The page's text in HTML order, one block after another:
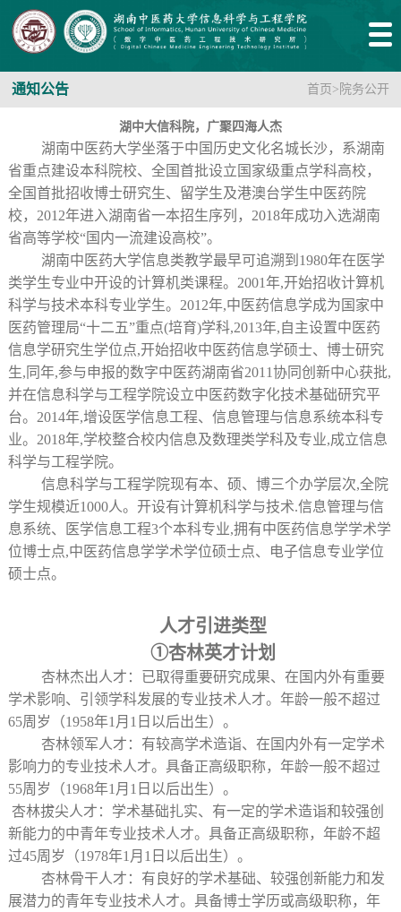
通知公告 首页 > 院务公开
湖中大信科院，广聚四海人杰
湖南中医药大学坐落于中国历史文化名城长沙，系湖南
省重点建设本科院校、全国首批设立国家级重点学科高校，
全国首批招收博士研究生、留学生及港澳台学生中医药院
校，2012年进入湖南省一本招生序列，2018年成功入选湖南
省高等学校“国内一流建设高校”。
湖南中医药大学信息类教学最早可追溯到1980年在医学
类学生专业中开设的计算机类课程。2001年,开始招收计算机
科学与技术本科专业学生。2012年,中医药信息学成为国家中
医药管理局“十二五”重点(培育)学科,2013年,自主设置中医药
信息学研究生学位点,开始招收中医药信息学硕士、博士研究
生,同年,参与申报的数字中医药湖南省2011协同创新中心获批,
并在信息科学与工程学院设立中医药数字化技术基础研究平
台。2014年,增设医学信息工程、信息管理与信息系统本科专
业。2018年,学校整合校内信息及数理类学科及专业,成立信息
科学与工程学院。
信息科学与工程学院现有本、硕、博三个办学层次,全院
学生规模近1000人。开设有计算机科学与技术.信息管理与信
息系统、医学信息工程3个本科专业,拥有中医药信息学学术学
位博士点,中医药信息学学术学位硕士点、电子信息专业学位
硕士点。
人才引进类型
①杏林英才计划
杏林杰出人才：已取得重要研究成果、在国内外有重要
学术影响、引领学科发展的专业技术人才。年龄一般不超过
65周岁（1958年1月1日以后出生）。
杏林领军人才：有较高学术造诣、在国内外有一定学术
影响力的专业技术人才。具备正高级职称，年龄一般不超过
55周岁（1968年1月1日以后出生）。
杏林拔尖人才：学术基础扎实、有一定的学术造诣和较强创
新能力的中青年专业技术人才。具备正高级职称，年龄不超
过45周岁（1978年1月1日以后出生）。
杏林骨干人才：有良好的学术基础、较强创新能力和发
展潜力的青年专业技术人才。具备博士学历或高级职称，年